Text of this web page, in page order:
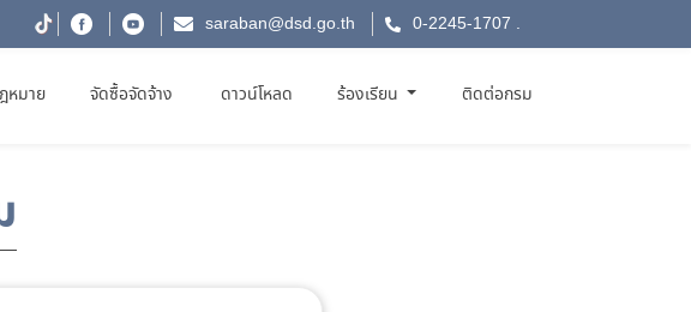
saraban@dsd.go.th 0-2245-1707 .
หมาย จัดซื้อจัดจ้าง ดาวน์โหลด ร้องเรียน ติดต่อกรม